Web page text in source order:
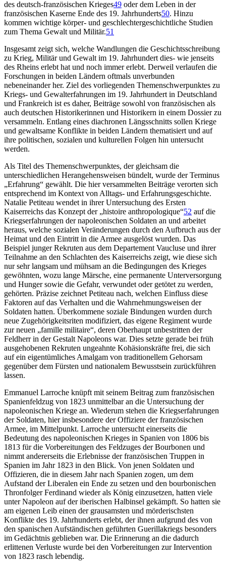
des deutsch-französischen Krieges49 oder dem Leben in der
französischen Kaserne Ende des 19. Jahrhunderts50. Hinzu
kommen wichtige körper- und geschlechtergeschichtliche Studien
zum Thema Gewalt und Militär.51
Insgesamt zeigt sich, welche Wandlungen die Geschichtsschreibung
zu Krieg, Militär und Gewalt im 19. Jahrhundert dies- wie jenseits
des Rheins erlebt hat und noch immer erlebt. Derweil verlaufen die
Forschungen in beiden Ländern oftmals unverbunden
nebeneinander her. Ziel des vorliegenden Themenschwerpunktes zu
Kriegs- und Gewalterfahrungen im 19. Jahrhundert in Deutschland
und Frankreich ist es daher, Beiträge sowohl von französischen als
auch deutschen Historikerinnen und Historikern in einem Dossier zu
versammeln. Entlang eines diachronen Längsschnitts sollen Kriege
und gewaltsame Konflikte in beiden Ländern thematisiert und auf
ihre politischen, sozialen und kulturellen Folgen hin untersucht
werden.
Als Titel des Themenschwerpunktes, der gleichsam die
unterschiedlichen Herangehensweisen bündelt, wurde der Terminus
„Erfahrung“ gewählt. Die hier versammelten Beiträge verorten sich
entsprechend im Kontext von Alltags- und Erfahrungsgeschichte.
Natalie Petiteau wendet in ihrer Untersuchung des Ersten
Kaiserreichs das Konzept der „histoire anthropologique“52 auf die
Kriegserfahrungen der napoleonischen Soldaten an und arbeitet
heraus, welche sozialen Veränderungen durch den Aufbruch aus der
Heimat und den Eintritt in die Armee ausgelöst wurden. Das
Beispiel junger Rekruten aus dem Departement Vaucluse und ihrer
Teilnahme an den Schlachten des Kaiserreichs zeigt, wie diese sich
nur sehr langsam und mühsam an die Bedingungen des Krieges
gewöhnten, wozu lange Märsche, eine permanente Unterversorgung
und Hunger sowie die Gefahr, verwundet oder getötet zu werden,
gehörten. Präzise zeichnet Petiteau nach, welchen Einfluss diese
Faktoren auf das Verhalten und die Wahrnehmungsweisen der
Soldaten hatten. Überkommene soziale Bindungen wurden durch
neue Zugehörigkeitsriten modifiziert, das eigene Regiment wurde
zur neuen „famille militaire“, deren Oberhaupt unbestritten der
Feldherr in der Gestalt Napoleons war. Dies setzte gerade bei früh
ausgehobenen Rekruten ungeahnte Kohäsionskräfte frei, die sich
auf ein eigentümliches Amalgam von traditionellem Gehorsam
gegenüber dem Fürsten und nationalem Bewusstsein zurückführen
lassen.
Emmanuel Larroche knüpft mit seinem Beitrag zum französischen
Spanienfeldzug von 1823 unmittelbar an die Untersuchung der
napoleonischen Kriege an. Wiederum stehen die Kriegserfahrungen
der Soldaten, hier insbesondere der Offiziere der französischen
Armee, im Mittelpunkt. Larroche untersucht einerseits die
Bedeutung des napoleonischen Krieges in Spanien von 1806 bis
1813 für die Vorbereitungen des Feldzuges der Bourbonen und
nimmt andererseits die Erlebnisse der französischen Truppen in
Spanien im Jahr 1823 in den Blick. Von jenen Soldaten und
Offizieren, die in diesem Jahr nach Spanien zogen, um dem
Aufstand der Liberalen ein Ende zu setzen und den bourbonischen
Thronfolger Ferdinand wieder als König einzusetzen, hatten viele
unter Napoleon auf der iberischen Halbinsel gekämpft. So hatten sie
am eigenen Leib einen der grausamsten und mörderischsten
Konflikte des 19. Jahrhunderts erlebt, der ihnen aufgrund des von
den spanischen Aufständischen geführten Guerillakriegs besonders
im Gedächtnis geblieben war. Die Erinnerung an die dadurch
erlittenen Verluste wurde bei den Vorbereitungen zur Intervention
von 1823 rasch lebendig.